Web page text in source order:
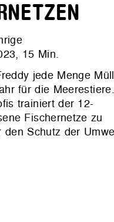
15 Min.
jede Menge Müll
für die Meerestiere.
trainiert der 12-
Fischernetze zu
Schutz der